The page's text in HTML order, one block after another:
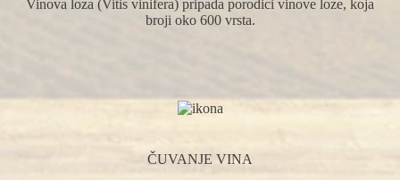
Vinova loza (Vitis vinifera) pripada porodici vinove loze, koja
broji oko 600 vrsta.
ČUVANJE VINA